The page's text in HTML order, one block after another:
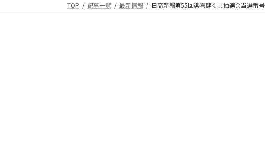
TOP 記事一覧 最新情報 日高新報第55回楽喜健くじ抽選会当選番号